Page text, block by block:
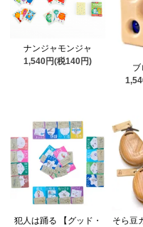
ナンジャモンジャ
1,540円(税140円)
ブ
犯人は踊る 【グッド・
そら豆